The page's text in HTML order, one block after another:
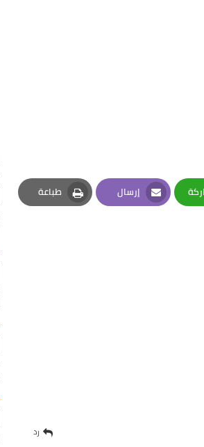
إرسال
Email
طباعة
Print
رد